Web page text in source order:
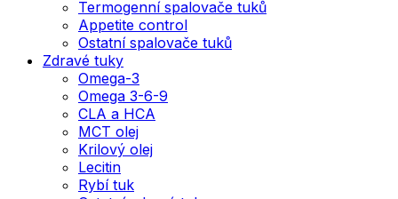
Termogenní spalovače tuků
Appetite control
Ostatní spalovače tuků
Zdravé tuky
Omega-3
Omega 3-6-9
CLA a HCA
MCT olej
Krilový olej
Lecitin
Rybí tuk